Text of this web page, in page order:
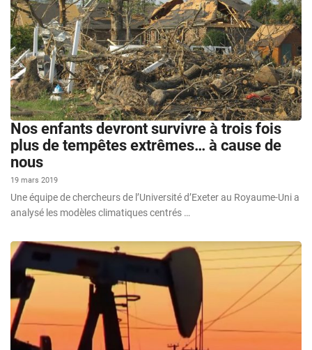
Nos enfants devront survivre à trois fois
plus de tempêtes extrêmes… à cause de
nous
19 mars 2019
Une équipe de chercheurs de l’Université d’Exeter au Royaume-Uni a
analysé les modèles climatiques centrés …